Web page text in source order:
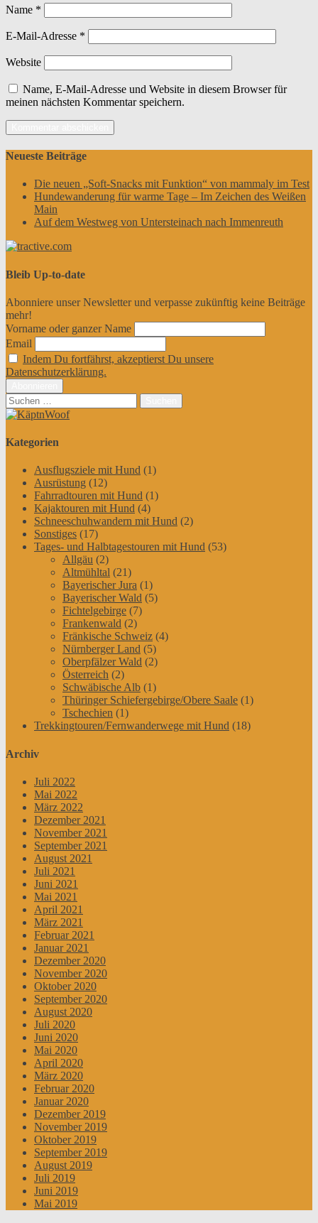
Name *
E-Mail-Adresse *
Website
Name, E-Mail-Adresse und Website in diesem Browser für
meinen nächsten Kommentar speichern.
Neueste Beiträge
Die neuen „Soft-Snacks mit Funktion“ von mammaly im Test
Hundewanderung für warme Tage – Im Zeichen des Weißen
Main
Auf dem Westweg von Untersteinach nach Immenreuth
Bleib Up-to-date
Abonniere unser Newsletter und verpasse zukünftig keine Beiträge
mehr!
Vorname oder ganzer Name
Email
Indem Du fortfährst, akzeptierst Du unsere
Datenschutzerklärung.
Suchen
nach:
Kategorien
Ausflugsziele mit Hund (1)
Ausrüstung (12)
Fahrradtouren mit Hund (1)
Kajaktouren mit Hund (4)
Schneeschuhwandern mit Hund (2)
Sonstiges (17)
Tages- und Halbtagestouren mit Hund (53)
Allgäu (2)
Altmühltal (21)
Bayerischer Jura (1)
Bayerischer Wald (5)
Fichtelgebirge (7)
Frankenwald (2)
Fränkische Schweiz (4)
Nürnberger Land (5)
Oberpfälzer Wald (2)
Österreich (2)
Schwäbische Alb (1)
Thüringer Schiefergebirge/Obere Saale (1)
Tschechien (1)
Trekkingtouren/Fernwanderwege mit Hund (18)
Archiv
Juli 2022
Mai 2022
März 2022
Dezember 2021
November 2021
September 2021
August 2021
Juli 2021
Juni 2021
Mai 2021
April 2021
März 2021
Februar 2021
Januar 2021
Dezember 2020
November 2020
Oktober 2020
September 2020
August 2020
Juli 2020
Juni 2020
Mai 2020
April 2020
März 2020
Februar 2020
Januar 2020
Dezember 2019
November 2019
Oktober 2019
September 2019
August 2019
Juli 2019
Juni 2019
Mai 2019